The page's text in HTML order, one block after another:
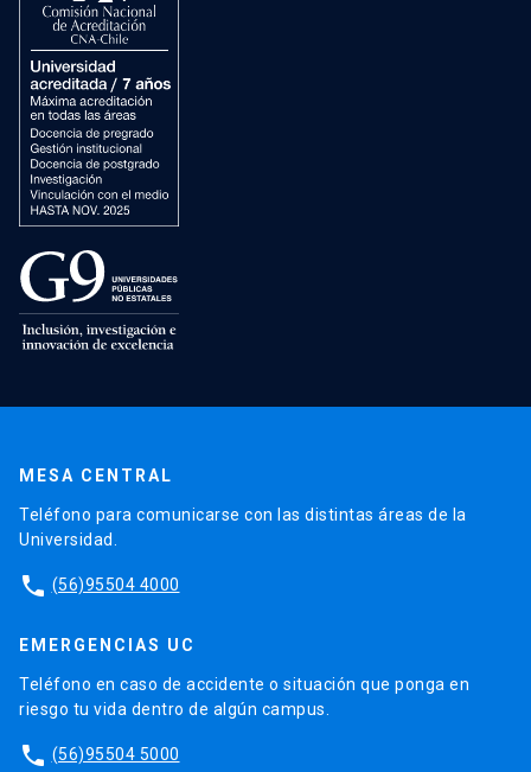
MESA CENTRAL
Teléfono para comunicarse con las distintas áreas de la
Universidad.
phone (56)95504 4000
EMERGENCIAS UC
Teléfono en caso de accidente o situación que ponga en
riesgo tu vida dentro de algún campus.
phone (56)95504 5000